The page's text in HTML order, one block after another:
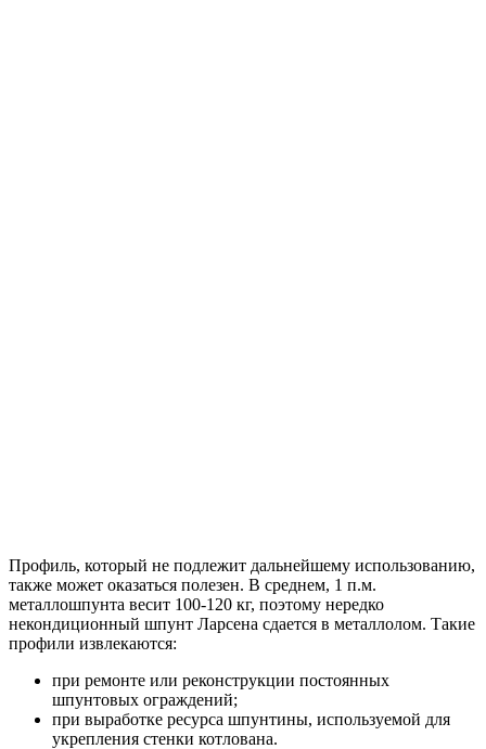
Профиль, который не подлежит дальнейшему использованию,
также может оказаться полезен. В среднем, 1 п.м.
металлошпунта весит 100-120 кг, поэтому нередко
некондиционный шпунт Ларсена сдается в металлолом. Такие
профили извлекаются:
при ремонте или реконструкции постоянных
шпунтовых ограждений;
при выработке ресурса шпунтины, используемой для
укрепления стенки котлована.